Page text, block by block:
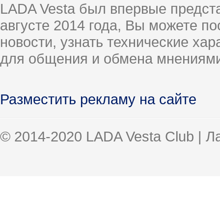
LADA Vesta был впервые
августе 2014 года, Вы можете
новости, узнать технические
для общения и обмена
Разместить рекламу на сайте
© 2014-2020 LADA Vesta Club |